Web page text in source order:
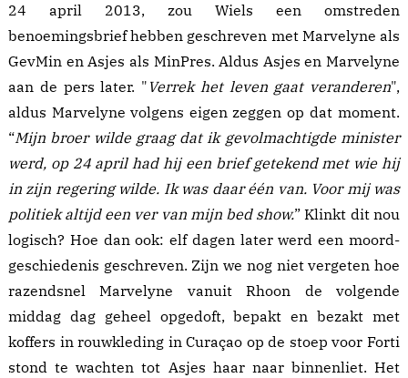
24 april 2013, zou Wiels een omstreden
benoemingsbriefhebben geschreven met Marvelyne als
GevMin en Asjes als MinPres. Aldus Asjes en Marvelyne
aan de pers later. " Verrek het leven gaat veranderen",
aldus Marvelyne volgens eigen zeggen op dat moment.
“Mijn broer wilde graag dat ik gevolmachtigde minister
werd, op 24 april had hij een brief getekend met wie hij
in zijn regering wilde. Ik was daar één van. Voor mij was
politiek altijd een ver van mijn bed show.” Klinkt dit nou
logisch? Hoe dan ook: elf dagen later werd een moord-
geschiedenis geschreven. Zijn we nog niet vergeten hoe
razendsnel Marvelyne vanuit Rhoon de volgende
middag dag geheel opgedoft, bepakt en bezakt met
koffers in rouwkleding in Curaçao op de stoep voor Forti
stond te wachten tot Asjes haar naar binnenliet. Het